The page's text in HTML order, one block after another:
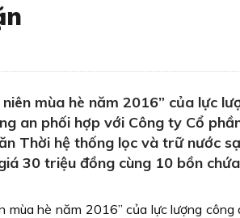
mùa hè năm 2016” của lực
an phối hợp với Công ty Cổ
Thời hệ thống lọc và trữ nước
30 triệu đồng cùng 10 bồn
hè năm 2016” của lực lượng công